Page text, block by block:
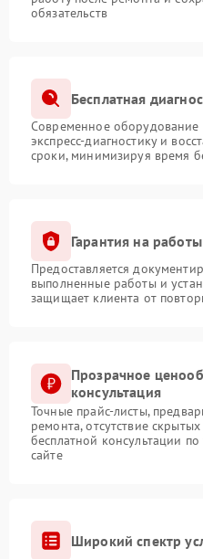
обязательств
Бесплатная
Современное оборудование
экспресс-диагностику и
сроки, минимизируя время
Гарантия на
Предоставляется
выполненные работы и
защищает клиента от
Прозрачное
консультация
Точные прайс-листы,
ремонта, отсутствие
бесплатной консультации
сайте
Широкий спектр